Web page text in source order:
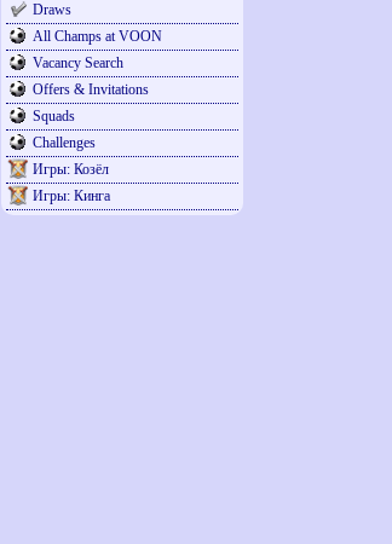
Draws
All Champs at VOON
Vacancy Search
Offers & Invitations
Squads
Challenges
Игры: Козёл
Игры: Кинга